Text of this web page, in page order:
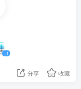
+1
分享 收藏